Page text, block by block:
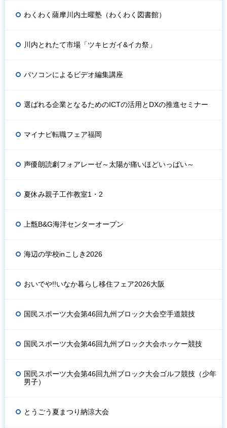
わくわく薩摩川内土曜塾（わくわく図書館）
川内とれたて市場「ツキヒガイ&イカ祭」
パソコンによるビデオ編集講座
選ばれる企業となるためのICTの活用とDXの推進セミナー
マイナビ転職フェア福岡
声優朗読劇フォアレーゼ～太陽が痛いほどいっぱい～
夏休み親子工作教室1・2
上甑B&G海洋センターオープン
海辺の学校inこしき2026
おいでや!!いなか暮らし移住フェア2026大阪
国民スポーツ大会第46回九州ブロック大会空手道競技
国民スポーツ大会第46回九州ブロック大会ホッケー競技
国民スポーツ大会第46回九州ブロック大会ゴルフ競技（少年
男子）
とうごう夏まつり納涼大会